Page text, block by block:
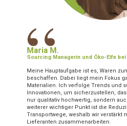
“
Maria M.
Sourcing Managerin und Öko-Elfe
Meine Hauptaufgabe ist es, Waren
beschaffen. Dabei liegt mein Fokus
Materialien. Ich verfolge Trends und
Innovationen, um sicherzustellen,
nur qualitativ hochwertig, sondern
weiterer wichtiger Punkt ist die
Transportwege, weshalb wir verstärkt
Lieferanten zusammenarbeiten.